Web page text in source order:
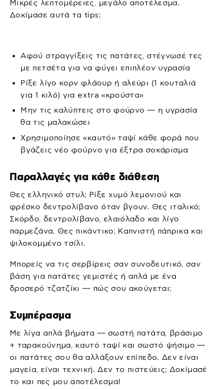
Μικρές λεπτομέρειες, μεγάλο αποτέλεσμα.
Δοκίμασε αυτά τα tips:
Αφού στραγγίξεις τις πατάτες, στέγνωσέ τες
με πετσέτα για να φύγει επιπλέον υγρασία
Ρίξε λίγο κορν φλάουρ ή αλεύρι (1 κουταλιά
για 1 κιλό) για extra «κρούστα»
Μην τις καλύπτεις στο φούρνο — η υγρασία
θα τις μαλακώσει
Χρησιμοποίησε «καυτό» ταψί κάθε φορά που
βγάζεις νέο φούρνο για έξτρα σοκάρισμα
Παραλλαγές για κάθε διάθεση
Θες ελληνικό στυλ; Ρίξε χυμό λεμονιού και
φρέσκο δεντρολίβανο όταν βγουν. Θες ιταλικό;
Σκόρδο, δεντρολίβανο, ελαιόλαδο και λίγο
παρμεζάνα. Θες πικάντικο; Καπνιστή πάπρικα και
ψιλοκομμένο τσίλι.
Μπορείς να τις σερβίρεις σαν συνοδευτικό, σαν
βάση για πατάτες γεμιστές ή απλά με ένα
δροσερό τζατζίκι — πώς σου ακούγεται;
Συμπέρασμα
Με λίγα απλά βήματα — σωστή πατάτα, βράσιμο
+ ταρακούνημα, καυτό ταψί και σωστό ψήσιμο —
οι πατάτες σου θα αλλάξουν επίπεδο. Δεν είναι
μαγεία, είναι τεχνική. Δεν το πιστεύεις; Δοκίμασέ
το και πες μου αποτέλεσμα!